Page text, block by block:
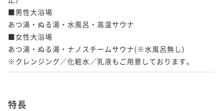
■男性大浴場
あつ湯・ぬる湯・水風呂・高温サウナ
■女性大浴場
あつ湯・ぬる湯・ナノスチームサウナ(※水風呂無し)
※クレンジング／化粧水／乳液もご用意しております。
特長